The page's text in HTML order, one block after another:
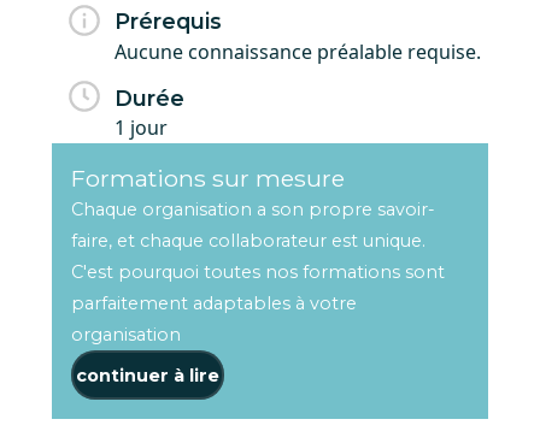
Prérequis
Aucune connaissance préalable requise.
Durée
1 jour
Formations sur mesure
Chaque organisation a son propre savoir-
faire, et chaque collaborateur est unique.
C'est pourquoi toutes nos formations sont
parfaitement adaptables à votre
organisation
continuer à lire